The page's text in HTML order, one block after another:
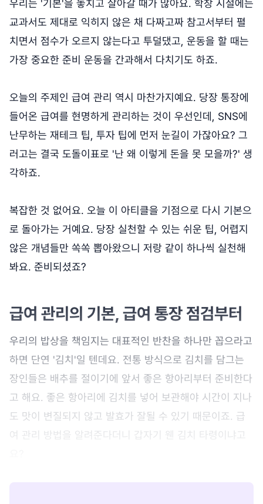
우리는 '기본'을 놓치고 살아갈 때가 많아요. 학창 시절에는
교과서도 제대로 익히지 않은 채 다짜고짜 참고서부터 펼
치면서 점수가 오르지 않는다고 투덜댔고, 운동을 할 때는
가장 중요한 준비 운동을 간과해서 다치기도 하죠.
오늘의 주제인 급여 관리 역시 마찬가지예요. 당장 통장에
들어온 급여를 현명하게 관리하는 것이 우선인데, SNS에
난무하는 재테크 팁, 투자 팁에 먼저 눈길이 가잖아요? 그
러고는 결국 도돌이표로 '난 왜 이렇게 돈을 못 모을까?' 생
각하죠.
복잡한 것 없어요. 오늘 이 아티클을 기점으로 다시 기본으
로 돌아가는 거예요. 당장 실천할 수 있는 쉬운 팁, 어렵지
않은 개념들만 쏙쏙 뽑아왔으니 저랑 같이 하나씩 실천해
봐요. 준비되셨죠?
급여 관리의 기본, 급여 통장 점검부터
우리의 밥상을 책임지는 대표적인 반찬을 하나만 꼽으라고
하면 단연 '김치'일 텐데요. 전통 방식으로 김치를 담그는
장인들은 배추를 절이기에 앞서 좋은 항아리부터 준비한다
고 해요. 좋은 항아리에 김치를 넣어 보관해야 시간이 지나
도 맛이 변질되지 않고 발효가 잘될 수 있기 때문이죠. 급
여 관리 방법을 알려준다더니 갑자기 웬 김치 타령이냐고